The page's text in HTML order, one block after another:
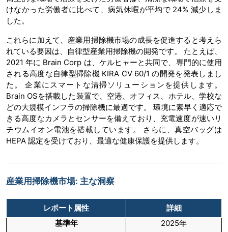
けなかった労働者に比べて、病気休暇が平均で 24% 減少しま
した。
これらに加えて、産業用掃除機市場の成長を促進すると考えら
れている要因は、自律型産業用掃除機の開発です。 たとえば、
2021 年に Brain Corp は、ケルヒャーと共同で、専門的に使用
される高度な自律型掃除機 KIRA CV 60/1 の開発を発表しまし
た。 企業にスマートな清掃ソリューションを提供します。
Brain OSを搭載した装置で、空港、オフィス、ホテル、学校な
どの大規模インフラの掃除機に最適です。 環境に素早く適応で
きる高度なカメラとセンサーを備えており、充電速度が速いリ
チウムイオン電池を搭載しています。 さらに、真空バッグは
HEPA 認定を受けており、最適な健康保護を提供します。
産業用掃除機市場: 主な洞察
レポート属性
詳細
基準年
2025年